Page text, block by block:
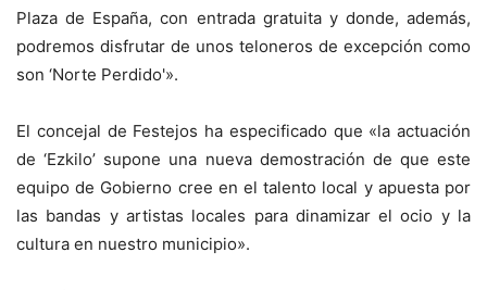
Plaza de España, con entrada gratuita y donde, además,
podremos disfrutar de unos teloneros de excepción como
son ‘Norte Perdido'».
El concejal de Festejos ha especificado que «la actuación
de ‘Ezkilo’ supone una nueva demostración de que este
equipo de Gobierno cree en el talento local y apuesta por
las bandas y artistas locales para dinamizar el ocio y la
cultura en nuestro municipio».